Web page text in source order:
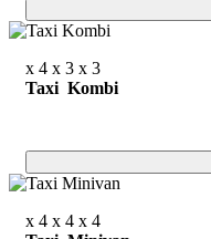
x 4 x 3 x 3
Taxi Kombi
x 4 x 4 x 4